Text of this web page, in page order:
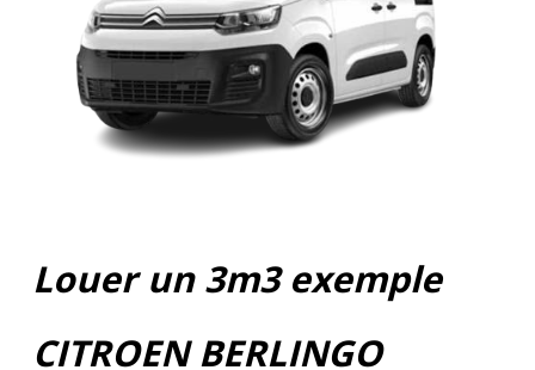
Louer un 3m3 exemple
CITROEN BERLINGO